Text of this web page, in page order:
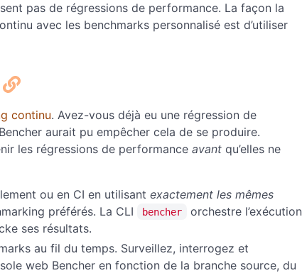
pas de régressions de performance. La façon la
avec les benchmarks personnalisé est d’utiliser
continu. Avez-vous déjà eu une régression de
aurait pu empêcher cela de se produire.
les régressions de performance avant qu’elles ne
ou en CI en utilisant exactement les mêmes
préférés. La CLI
bencher
orchestre l’exécution
ses résultats.
au fil du temps. Surveillez, interrogez et
web Bencher en fonction de la branche source, du